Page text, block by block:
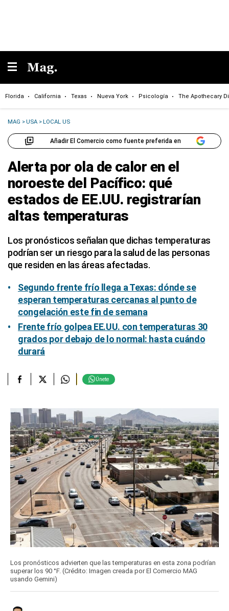
Florida California Texas Nueva York Psicología The Apothecary
MAG >USA >LOCAL US
Añadir El Comercio como fuente preferida en
Alerta por ola de calor en el
noroeste del Pacífico: qué
estados de EE.UU. registrarían
altas temperaturas
Los pronósticos señalan que dichas temperaturas
podrían ser un riesgo para la salud de las personas
que residen en las áreas afectadas.
Segundo frente frío llega a Texas: dónde se
esperan temperaturas cercanas al punto de
congelación este fin de semana
Frente frío golpea EE.UU. con temperaturas 30
grados por debajo de lo normal: hasta cuándo
durará
Únete
Los pronósticos advierten que las temperaturas en esta zona podrían
superar los 90 °F. (Crédito: Imagen creada por El Comercio MAG
usando Gemini)